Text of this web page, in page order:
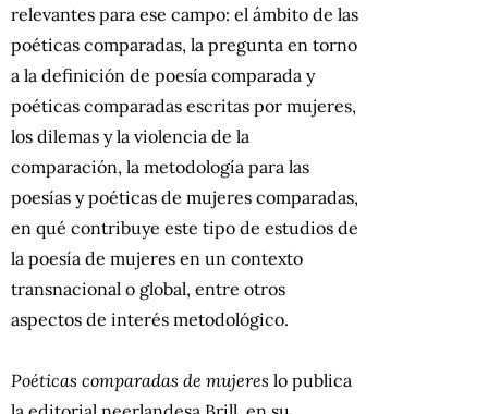
relevantes para ese campo: el ámbito de las
poéticas comparadas, la pregunta en torno
a la definición de poesía comparada y
poéticas comparadas escritas por mujeres,
los dilemas y la violencia de la
comparación, la metodología para las
poesías y poéticas de mujeres comparadas,
en qué contribuye este tipo de estudios de
la poesía de mujeres en un contexto
transnacional o global, entre otros
aspectos de interés metodológico.
Poéticas comparadas de mujeres lo publica